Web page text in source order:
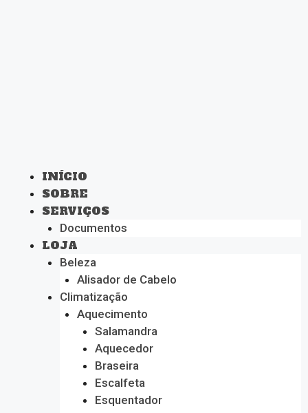
INÍCIO
SOBRE
SERVIÇOS
Documentos
LOJA
Beleza
Alisador de Cabelo
Climatização
Aquecimento
Salamandra
Aquecedor
Braseira
Escalfeta
Esquentador